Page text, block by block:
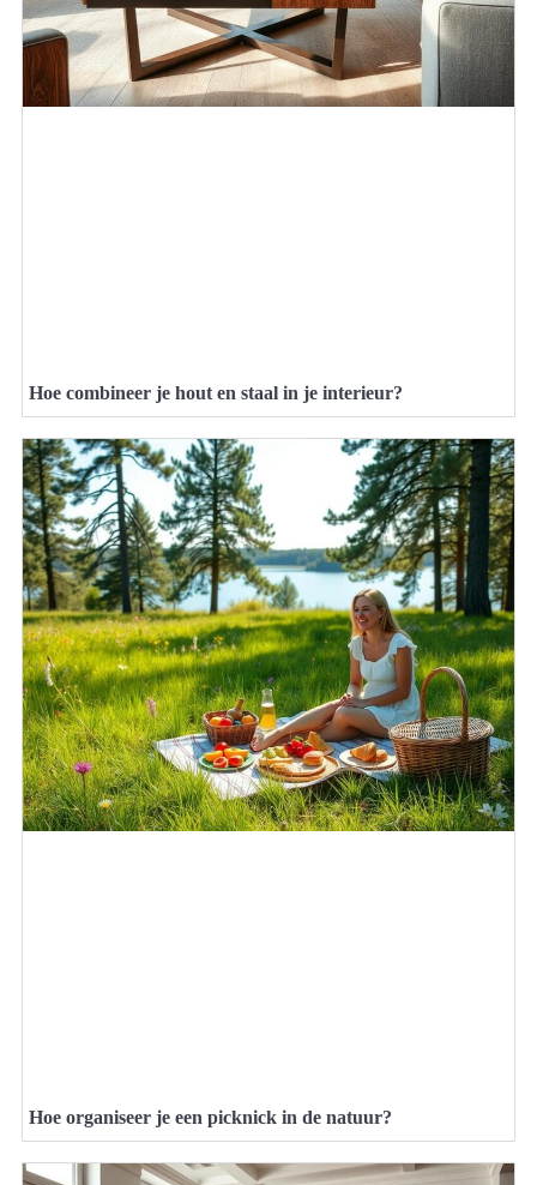
Hoe combineer je hout en staal in je interieur?
Hoe organiseer je een picknick in de natuur?